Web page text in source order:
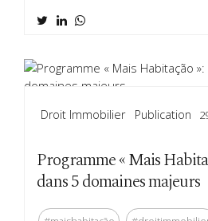
Droit Immobilier Publication
Programme « Mais
dans 5 domaines majeurs